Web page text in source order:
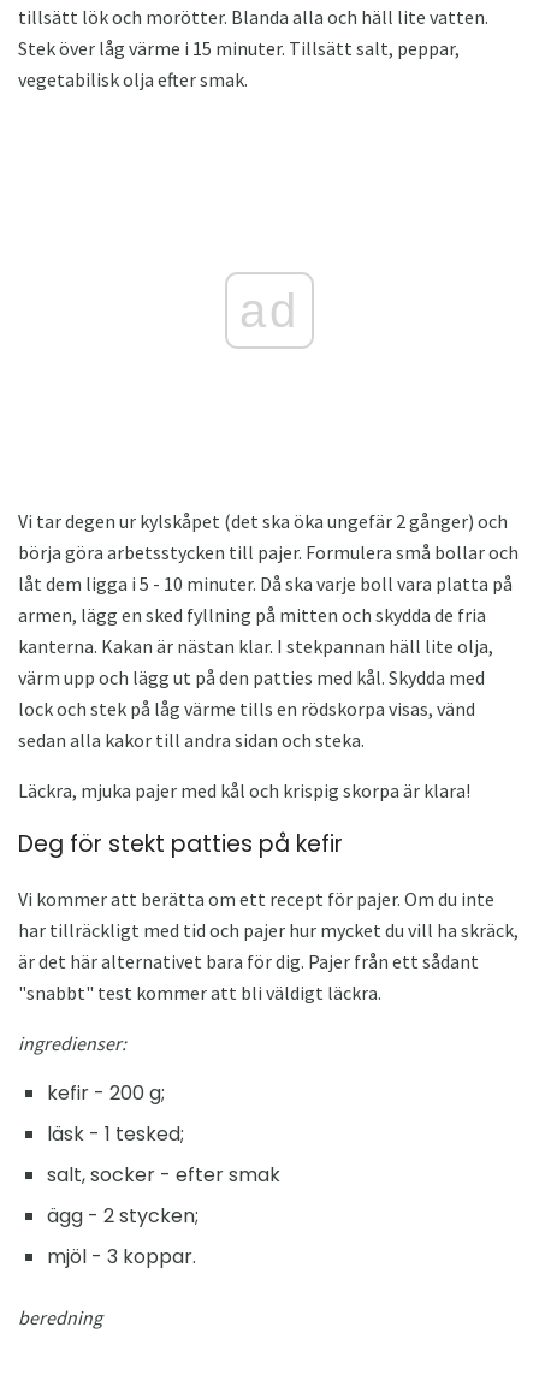
tillsätt lök och morötter. Blanda alla och häll lite vatten.
Stek över låg värme i 15 minuter. Tillsätt salt, peppar,
vegetabilisk olja efter smak.
ad
Vi tar degen ur kylskåpet (det ska öka ungefär 2 gånger) och
börja göra arbetsstycken till pajer. Formulera små bollar och
låt dem ligga i 5 - 10 minuter. Då ska varje boll vara platta på
armen, lägg en sked fyllning på mitten och skydda de fria
kanterna. Kakan är nästan klar. I stekpannan häll lite olja,
värm upp och lägg ut på den patties med kål. Skydda med
lock och stek på låg värme tills en rödskorpa visas, vänd
sedan alla kakor till andra sidan och steka.
Läckra, mjuka pajer med kål och krispig skorpa är klara!
Deg för stekt patties på kefir
Vi kommer att berätta om ett recept för pajer. Om du inte
har tillräckligt med tid och pajer hur mycket du vill ha skräck,
är det här alternativet bara för dig. Pajer från ett sådant
"snabbt" test kommer att bli väldigt läckra.
ingredienser:
kefir - 200 g;
läsk - 1 tesked;
salt, socker - efter smak
ägg - 2 stycken;
mjöl - 3 koppar.
beredning